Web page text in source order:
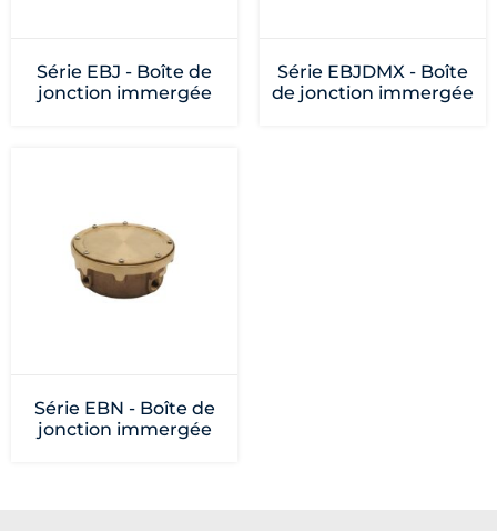
Série EBJ - Boîte de
jonction immergée
Série EBJDMX - Boîte
de jonction immergée
Série EBN - Boîte de
jonction immergée